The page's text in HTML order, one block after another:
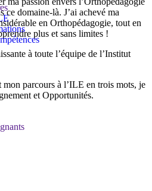
ce domaine-là. J’ai achevé ma
en Orthopédagogie, tout en
plus et sans limites !
à toute l’équipe de l’Institut
parcours à l’ILE en trois mots, je
et Opportunités.